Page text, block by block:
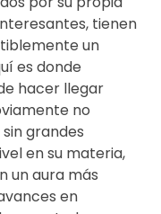
tienen
un
es donde
hacer llegar
no
grandes
en su materia,
un aura más
en